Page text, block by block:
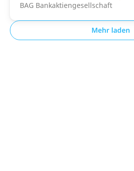
BAG Bankaktiengesellschaft
Mehr laden